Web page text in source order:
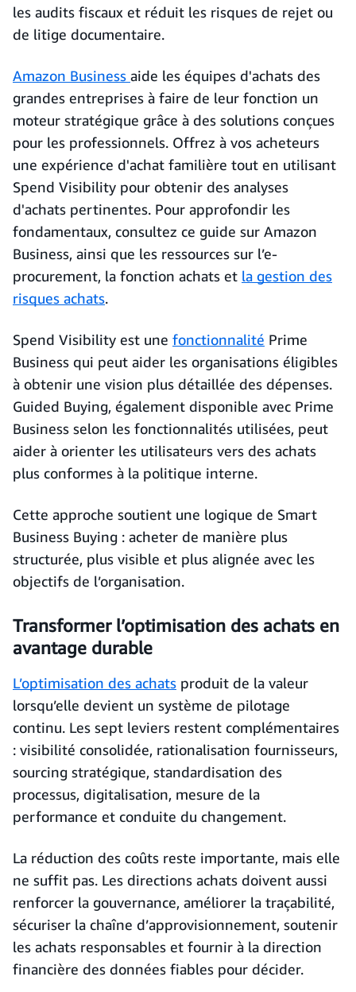
les audits fiscaux et réduit les risques de rejet ou
de litige documentaire.
Amazon Business aide les équipes d'achats des
grandes entreprises à faire de leur fonction un
moteur stratégique grâce à des solutions conçues
pour les professionnels. Offrez à vos acheteurs
une expérience d'achat familière tout en utilisant
Spend Visibility pour obtenir des analyses
d'achats pertinentes. Pour approfondir les
fondamentaux, consultez ce guide sur Amazon
Business, ainsi que les ressources sur l’e-
procurement, la fonction achats et la gestion des
risques achats.
Spend Visibility est une fonctionnalité Prime
Business qui peut aider les organisations éligibles
à obtenir une vision plus détaillée des dépenses.
Guided Buying, également disponible avec Prime
Business selon les fonctionnalités utilisées, peut
aider à orienter les utilisateurs vers des achats
plus conformes à la politique interne.
Cette approche soutient une logique de Smart
Business Buying : acheter de manière plus
structurée, plus visible et plus alignée avec les
objectifs de l’organisation.
Transformer l’optimisation des achats en
avantage durable
L’optimisation des achats produit de la valeur
lorsqu’elle devient un système de pilotage
continu. Les sept leviers restent complémentaires
: visibilité consolidée, rationalisation fournisseurs,
sourcing stratégique, standardisation des
processus, digitalisation, mesure de la
performance et conduite du changement.
La réduction des coûts reste importante, mais elle
ne suffit pas. Les directions achats doivent aussi
renforcer la gouvernance, améliorer la traçabilité,
sécuriser la chaîne d’approvisionnement, soutenir
les achats responsables et fournir à la direction
financière des données fiables pour décider.